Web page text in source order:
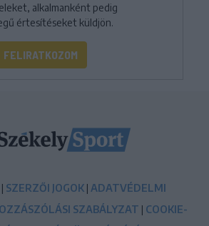
alkalmanként pedig
értesítéseket küldjön.
FELIRATKOZOM
| SZERZŐI JOGOK | ADATVÉDELMI
SZABÁLYZAT | COOKIE-